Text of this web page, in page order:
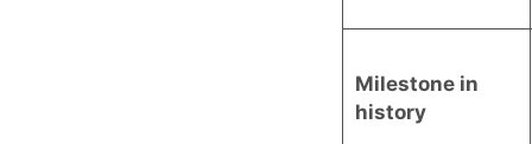
Milestone in
history